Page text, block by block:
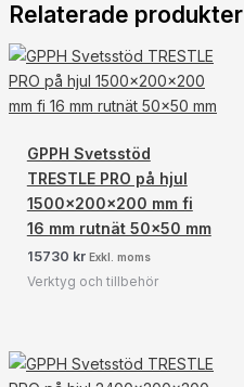
Relaterade produkter
GPPH Svetsstöd
TRESTLE PRO på hjul
1500x200x200 mm fi
16 mm rutnät 50×50 mm
15730 kr Exkl. moms
Verktyg och tillbehör